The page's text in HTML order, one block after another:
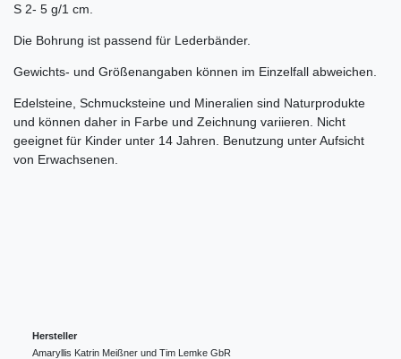
S 2- 5 g/1 cm.
Die Bohrung ist passend für Lederbänder.
Gewichts- und Größenangaben können im Einzelfall abweichen.
Edelsteine, Schmucksteine und Mineralien sind Naturprodukte
und können daher in Farbe und Zeichnung variieren. Nicht
geeignet für Kinder unter 14 Jahren. Benutzung unter Aufsicht
von Erwachsenen.
Hersteller
Amaryllis Katrin Meißner und Tim Lemke GbR